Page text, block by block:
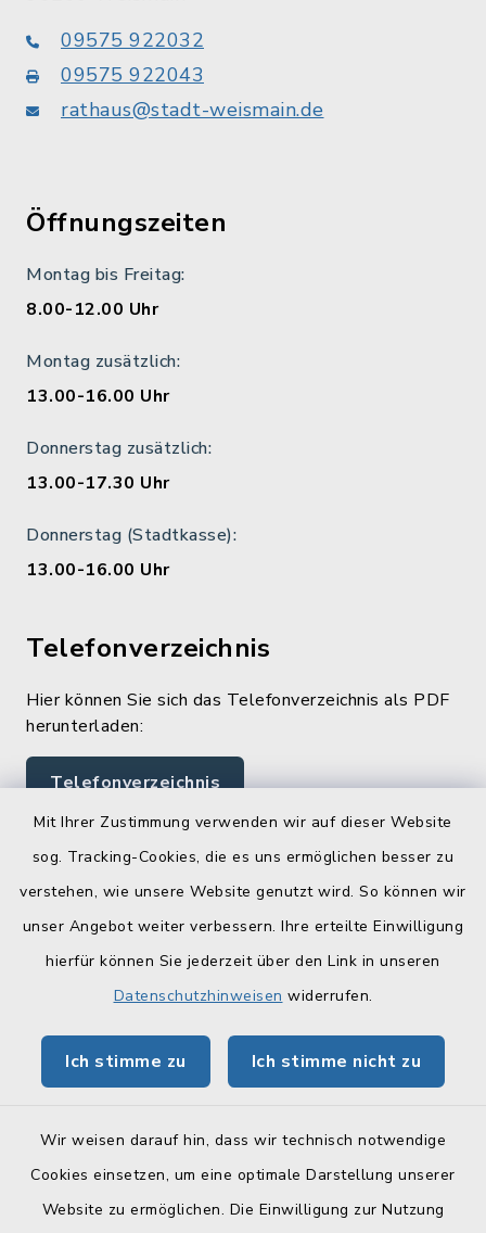
Mit Ihrer Zustimmung verwenden wir auf dieser Website
sog. Tracking-Cookies, die es uns ermöglichen besser zu
verstehen, wie unsere Website genutzt wird. So können wir
unser Angebot weiter verbessern. Ihre erteilte Einwilligung
hierfür können Sie jederzeit über den Link in unseren
Datenschutzhinweisen widerrufen.
Ich stimme zu Ich stimme nicht zu
Wir weisen darauf hin, dass wir technisch notwendige
Cookies einsetzen, um eine optimale Darstellung unserer
Website zu ermöglichen. Die Einwilligung zur Nutzung
09575 922032
09575 922043
rathaus@stadt-weismain.de
Öffnungszeiten
Montag bis Freitag:
8.00-12.00 Uhr
Montag zusätzlich:
13.00-16.00 Uhr
Donnerstag zusätzlich:
13.00-17.30 Uhr
Donnerstag (Stadtkasse):
13.00-16.00 Uhr
Telefonverzeichnis
Hier können Sie sich das Telefonverzeichnis als PDF
herunterladen:
Telefonverzeichnis
Quicklinks
Landratsamt Lichtenfels
Geoportal Lichtenfels
BayernPortal